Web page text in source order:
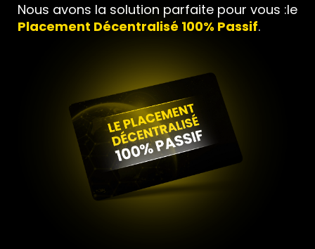
Nous avons la solution parfaite pour vous :le
Placement Décentralisé 100% Passif.